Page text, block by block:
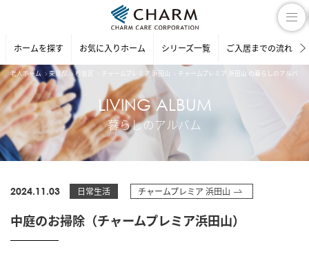
ホームを探す お気に入りホーム シリーズ一覧 ご入居までの流れ
老人ホーム 東京都 杉並区 チャームプレミア 浜田山 チャームプレミア 浜田山 の暮らしのアルバム
LIVING ALBUM
暮らしのアルバム
2024.11.03 日常生活 チャームプレミア 浜田山
中庭のお掃除（チャームプレミア浜田山）